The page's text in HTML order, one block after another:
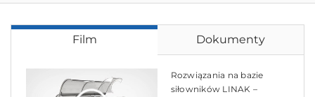
Film Dokumenty
Rozwiązania na bazie
siłowników LINAK –